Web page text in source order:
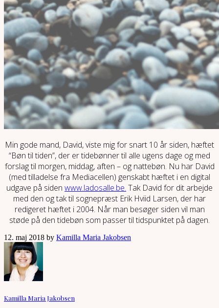
Min gode mand, David, viste mig for snart 10 år siden, hæftet
“Bøn til tiden”, der er tidebønner til alle ugens dage og med
forslag til morgen, middag, aften – og nattebøn. Nu har David
(med tilladelse fra Mediacellen) genskabt hæftet i en digital
udgave på siden www.ladosalle.be. Tak David for dit arbejde
med den og tak til sognepræst Erik Hviid Larsen, der har
redigeret hæftet i 2004. Når man besøger siden vil man
støde på den tidebøn som passer til tidspunktet på dagen.
12. maj 2018 by Kamilla Maria Jakobsen
Kamilla Maria Jakobsen